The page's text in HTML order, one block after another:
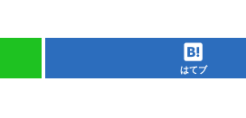
はてブ